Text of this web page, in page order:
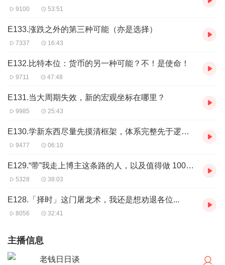
00:49王起明的故事：出海，一技之长，运气和时代
13:16硬币的两面
17:05中登要保现金流
18:57相比重启人生，还是利用好存量更现实
20:45 接受-利用-克服
23:33新痛苦：不是没有路，而是路都看清了，甚至连鄙视
32:50鼓掌的一段：养儿，防，老
37:08分配的第一刀
关于调研
9100 53:51
E133.涨跌之外的第三种可能（亦是选择）
7337 16:43
E132.比特本位：货币的另一种可能？不！是使命！
9711 47:48
E131.当大周期失效，新的宏观坐标在哪里？
9985 25:43
E130.学新东西尽量先摸清框架，体系完整先于逻辑自洽和观点正误
9477 06:10
E129.“带”我走上博主这条路的人，以及值得做 1000 遍的事
5328 38:03
E128.「择时」这门屠龙术，我还是想劝退各位...
8056 32:41
主播信息
老钱日日谈